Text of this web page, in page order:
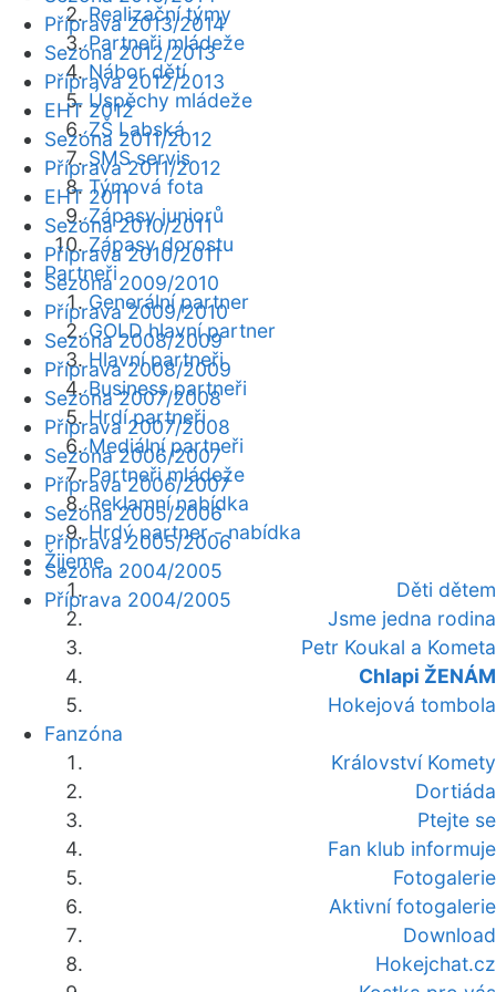
Realizační týmy
Partneři mládeže
Nábor dětí
Úspěchy mládeže
ZŠ Labská
SMS servis
Týmová fota
Zápasy juniorů
Zápasy dorostu
Partneři
Generální partner
GOLD hlavní partner
Hlavní partneři
Business partneři
Hrdí partneři
Mediální partneři
Partneři mládeže
Reklamní nabídka
Hrdý partner - nabídka
Žijeme
Děti dětem
Jsme jedna rodina
Petr Koukal a Kometa
Chlapi ŽENÁM
Hokejová tombola
Fanzóna
Království Komety
Dortiáda
Ptejte se
Fan klub informuje
Fotogalerie
Aktivní fotogalerie
Download
Hokejchat.cz
Příprava 2013/2014
Sezóna 2012/2013
Příprava 2012/2013
EHT 2012
Sezóna 2011/2012
Příprava 2011/2012
EHT 2011
Sezóna 2010/2011
Příprava 2010/2011
Sezóna 2009/2010
Příprava 2009/2010
Sezóna 2008/2009
Příprava 2008/2009
Sezóna 2007/2008
Příprava 2007/2008
Sezóna 2006/2007
Příprava 2006/2007
Sezóna 2005/2006
Příprava 2005/2006
Sezóna 2004/2005
Příprava 2004/2005